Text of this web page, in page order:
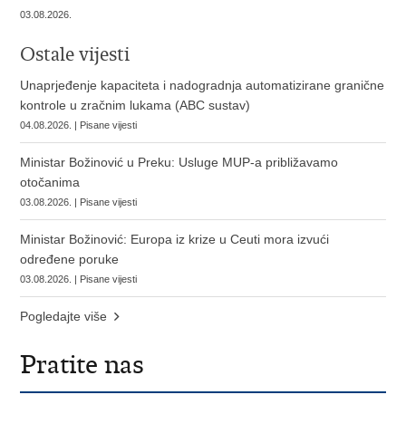
03.08.2026.
Ostale vijesti
Unaprjeđenje kapaciteta i nadogradnja automatizirane granične
kontrole u zračnim lukama (ABC sustav)
04.08.2026. | Pisane vijesti
Ministar Božinović u Preku: Usluge MUP-a približavamo
otočanima
03.08.2026. | Pisane vijesti
Ministar Božinović: Europa iz krize u Ceuti mora izvući
određene poruke
03.08.2026. | Pisane vijesti
Pogledajte više
Pratite nas